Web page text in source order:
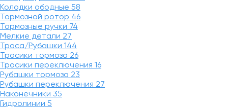
Колодки ободные 58
Тормозной ротор 46
Тормозные ручки 74
Мелкие детали 27
Троса/Рубашки 144
Тросики тормоза 26
Тросики переключения 16
Рубашки тормоза 23
Рубашки переключения 27
Наконечники 35
Гидролинии 5